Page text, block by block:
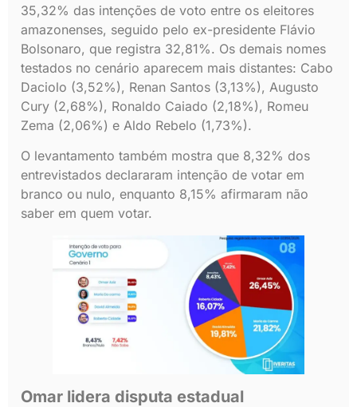
35,32% das intenções de voto entre os eleitores
amazonenses, seguido pelo ex-presidente Flávio
Bolsonaro, que registra 32,81%. Os demais nomes
testados no cenário aparecem mais distantes: Cabo
Daciolo (3,52%), Renan Santos (3,13%), Augusto
Cury (2,68%), Ronaldo Caiado (2,18%), Romeu
Zema (2,06%) e Aldo Rebelo (1,73%).
O levantamento também mostra que 8,32% dos
entrevistados declararam intenção de votar em
branco ou nulo, enquanto 8,15% afirmaram não
saber em quem votar.
Omar lidera disputa estadual